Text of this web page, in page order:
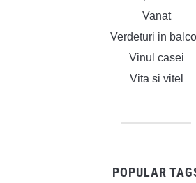
Vanat
Verdeturi in
Vinul casei
Vita si vitel
POPULAR